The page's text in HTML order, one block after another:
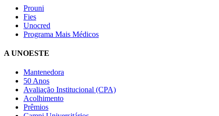
Prouni
Fies
Unocred
Programa Mais Médicos
A UNOESTE
Mantenedora
50 Anos
Avaliação Institucional (CPA)
Acolhimento
Prêmios